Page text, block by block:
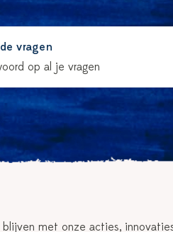
vragen
op al je vragen
met onze acties,